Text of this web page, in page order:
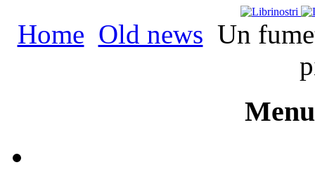
Home Old news Un